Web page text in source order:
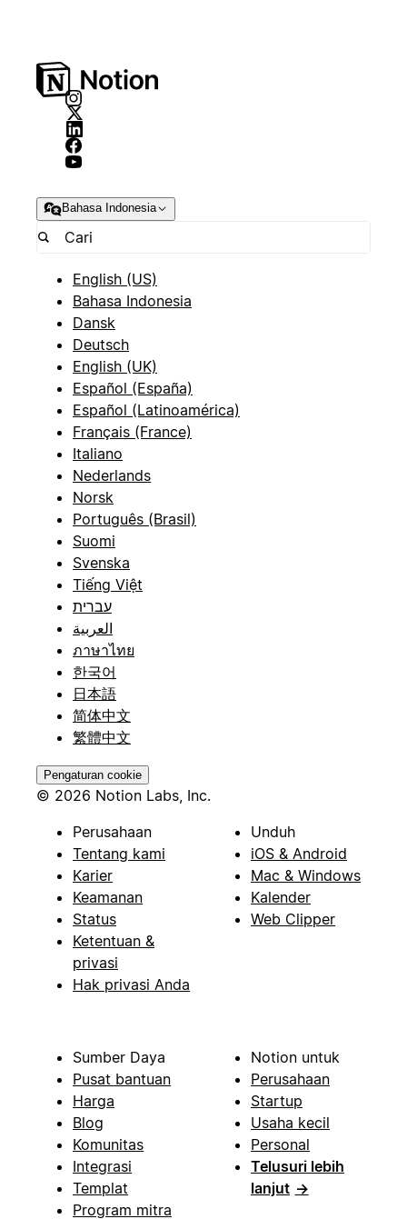
Bahasa Indonesia
English (US)
Bahasa Indonesia
Dansk
Deutsch
English (UK)
Español (España)
Español (Latinoamérica)
Français (France)
Italiano
Nederlands
Norsk
Português (Brasil)
Suomi
Svenska
Tiếng Việt
עברית
العربية
ภาษาไทย
한국어
日本語
简体中文
繁體中文
Pengaturan cookie
© 2026 Notion Labs, Inc.
Perusahaan
Tentang kami
Karier
Keamanan
Status
Ketentuan &
privasi
Hak privasi Anda
Unduh
iOS & Android
Mac & Windows
Kalender
Web Clipper
Sumber Daya
Pusat bantuan
Harga
Blog
Komunitas
Integrasi
Templat
Program mitra
Notion untuk
Perusahaan
Startup
Usaha kecil
Personal
Telusuri lebih
lanjut →